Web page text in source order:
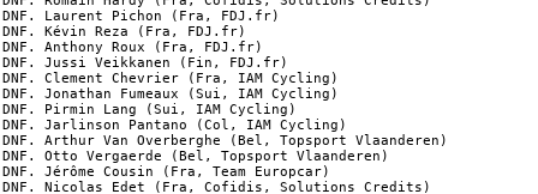
DNF. Laurent Pichon (Fra, FDJ.fr)
DNF. Kévin Reza (Fra, FDJ.fr)
DNF. Anthony Roux (Fra, FDJ.fr)
DNF. Jussi Veikkanen (Fin, FDJ.fr)
DNF. Clement Chevrier (Fra, IAM Cycling)
DNF. Jonathan Fumeaux (Sui, IAM Cycling)
DNF. Pirmin Lang (Sui, IAM Cycling)
DNF. Jarlinson Pantano (Col, IAM Cycling)
DNF. Arthur Van Overberghe (Bel, Topsport Vlaanderen)
DNF. Otto Vergaerde (Bel, Topsport Vlaanderen)
DNF. Jérôme Cousin (Fra, Team Europcar)
DNF. Nicolas Edet (Fra, Cofidis, Solutions Credits)